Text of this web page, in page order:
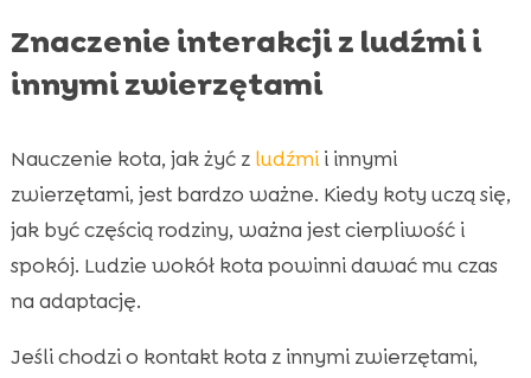
Znaczenie interakcji z ludźmi i
innymi zwierzętami
Nauczenie kota, jak żyć z ludźmii innymi
zwierzętami, jest bardzo ważne. Kiedy koty uczą się,
jak być częścią rodziny, ważna jest cierpliwość i
spokój. Ludzie wokół kota powinni dawać mu czas
na adaptację.
Jeśli chodzi o kontakt kota z innymi zwierzętami,